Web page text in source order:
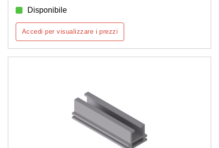
Disponibile
Accedi per visualizzare i prezzi